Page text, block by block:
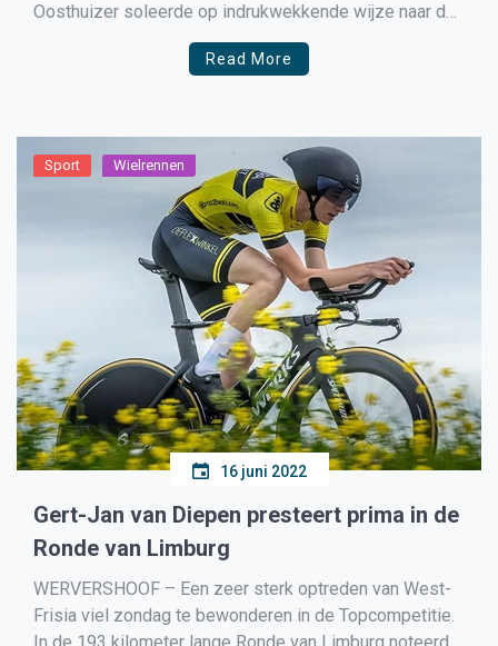
Oosthuizer soleerde op indrukwekkende wijze naar de
zege in de clubwedstrijd van West-Frisia. Een vroege
uitval van Joeri van der tuin opende de koers op het
Read More
Sport Wielrennen
16 juni 2022
Gert-Jan van Diepen presteert prima in de
Ronde van Limburg
WERVERSHOOF – Een zeer sterk optreden van West-
Frisia viel zondag te bewonderen in de Topcompetitie.